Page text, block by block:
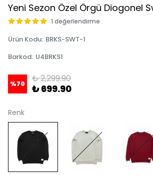
Yeni Sezon Özel Örgü Diogonel
1 değerlendirme
Ürün Kodu: BRKS-SWT-1
Barkod: U4BRKS1
%70 ₺ 2,299.90
₺ 699.90
Renk